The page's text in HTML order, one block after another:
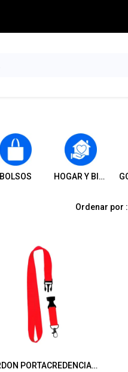
BOLSOS HOGAR Y BIENESTAR
Ordenar por :
Agregar al Carrito
CORDON PORTACREDENCIAL Y PORTA LLAVES ROJO